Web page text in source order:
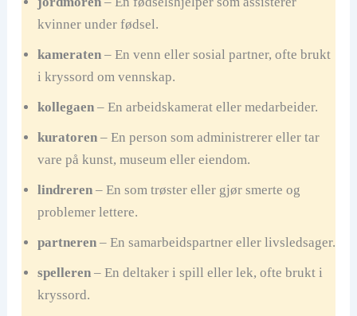
kvinner under fødsel.
kameraten– En venn eller sosial partner, ofte brukt
i kryssord om vennskap.
kollegaen– En arbeidskamerat eller medarbeider.
kuratoren– En person som administrerer eller tar
vare på kunst, museum eller eiendom.
lindreren– En som trøster eller gjør smerte og
problemer lettere.
partneren– En samarbeidspartner eller livsledsager.
spelleren– En deltaker i spill eller lek, ofte brukt i
kryssord.